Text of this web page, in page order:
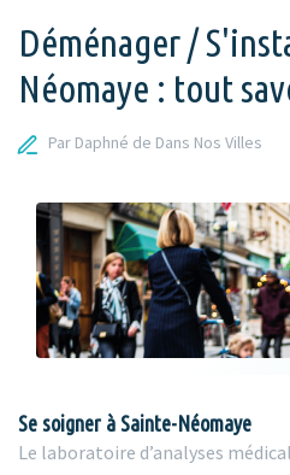
Déménager /
Néomaye : tout
Par Daphné de Dans Nos Villes
Se soigner à Sainte-Néomaye
Le laboratoire d’analyses